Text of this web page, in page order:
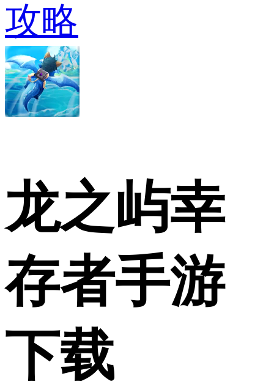
攻略
龙之屿幸
存者手游
下载